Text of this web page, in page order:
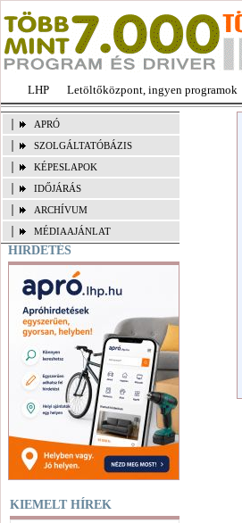
LHP Letöltőközpont, ingyen programok
APRÓ
SZOLGÁLTATÓBÁZIS
KÉPESLAPOK
IDŐJÁRÁS
ARCHÍVUM
MÉDIAAJÁNLAT
HIRDETÉS
KIEMELT HÍREK